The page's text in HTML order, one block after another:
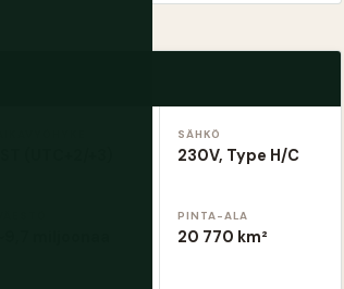
SÄHKÖ
230V, Type H/C
PINTA-ALA
20 770 km²